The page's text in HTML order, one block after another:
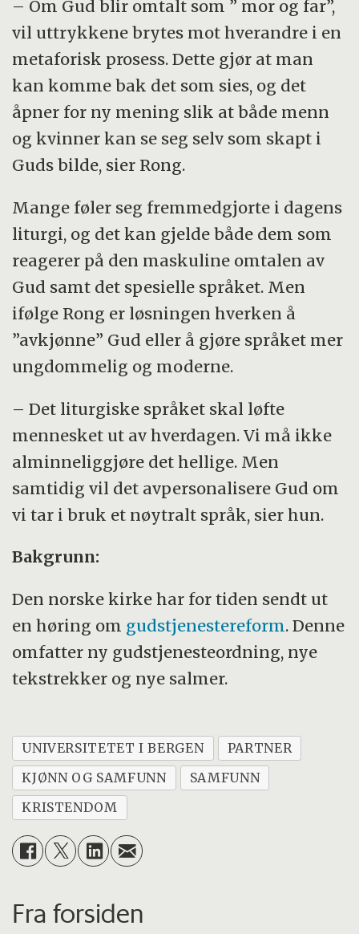
– Om Gud blir omtalt som ” mor og far”,
vil uttrykkene brytes mot hverandre i en
metaforisk prosess. Dette gjør at man
kan komme bak det som sies, og det
åpner for ny mening slik at både menn
og kvinner kan se seg selv som skapt i
Guds bilde, sier Rong.
Mange føler seg fremmedgjorte i dagens
liturgi, og det kan gjelde både dem som
reagerer på den maskuline omtalen av
Gud samt det spesielle språket. Men
ifølge Rong er løsningen hverken å
”avkjønne” Gud eller å gjøre språket mer
ungdommelig og moderne.
– Det liturgiske språket skal løfte
mennesket ut av hverdagen. Vi må ikke
alminneliggjøre det hellige. Men
samtidig vil det avpersonalisere Gud om
vi tar i bruk et nøytralt språk, sier hun.
Bakgrunn:
Den norske kirke har for tiden sendt ut
en høring om gudstjenestereform. Denne
omfatter ny gudstjenesteordning, nye
tekstrekker og nye salmer.
UNIVERSITETET I BERGEN
PARTNER
KJØNN OG SAMFUNN
SAMFUNN
KRISTENDOM
Fra forsiden